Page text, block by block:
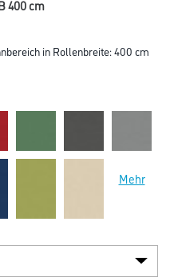
400 cm
in Rollenbreite: 400 cm
Mehr